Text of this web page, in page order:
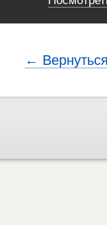
←